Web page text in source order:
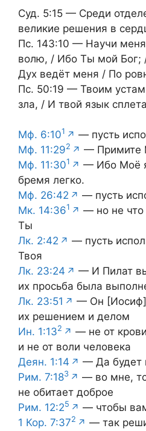
Суд. 5:15 — Среди
великие решения в
Пс. 143:10 — Научи
волю, / Ибо Ты мой Бог;
Дух ведёт меня / По
Пс. 50:19 — Твоим
зла, / И твой язык
Мф. 6:101
— пусть
Мф. 11:292
— Примите
Мф. 11:301
— Ибо Моё
бремя легко.
Мф. 26:42
— пусть
Мк. 14:361
— но не что
Ты
Лк. 2:42
— пусть
Твоя
Лк. 23:24
— И Пилат
их просьба была
Лк. 23:51
— Он [Иосиф]
их решением и делом
Ин. 1:132
— не от
и не от воли человека
Деян. 1:14
— Да будет
Рим. 7:183
— во мне,
не обитает доброе
Рим. 12:25
— чтобы
1 Кор. 7:372
— так